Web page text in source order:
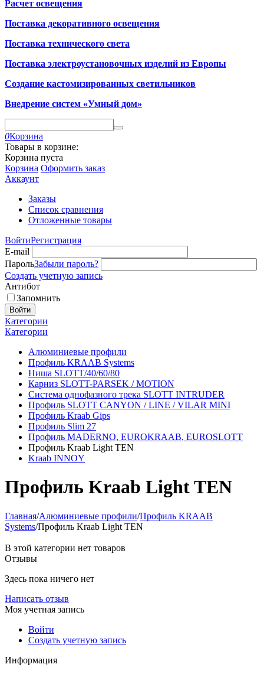
Расчет освещения
Поставка декоративного освещения
Поставка технического света
Поставка электроустановочных изделий из Европы
Создание кастомизированных светильников
Внедрение систем «Умный дом»
0Корзина
Товары в корзине:
Корзина пуста
Корзина Оформить заказ
Аккаунт
Заказы
Список сравнения
Отложенные товары
ВойтиРегистрация
E-mail
ПарольЗабыли пароль?
Создать учетную запись
Антибот
Запомнить
Войти
Категории
Категории
Алюминиевые профили
Профиль KRAAB Systems
Ниша SLOTT/40/60/80
Карниз SLOTT-PARSEK / MOTION
Система однофазного трека SLOTT INTRUDER
Профиль SLOTT CANYON / LINE / VILAR MINI
Профиль Kraab Gips
Профиль Slim 27
Профиль MADERNO, EUROKRAAB, EUROSLOTT
Профиль Kraab Light TEN
Kraab INNOY
Профиль Kraab Light TEN
Главная/Алюминиевые профили/Профиль KRAAB
Systems/Профиль Kraab Light TEN
В этой категории нет товаров
Отзывы
Здесь пока ничего нет
Написать отзыв
Моя учетная запись
Войти
Создать учетную запись
Информация